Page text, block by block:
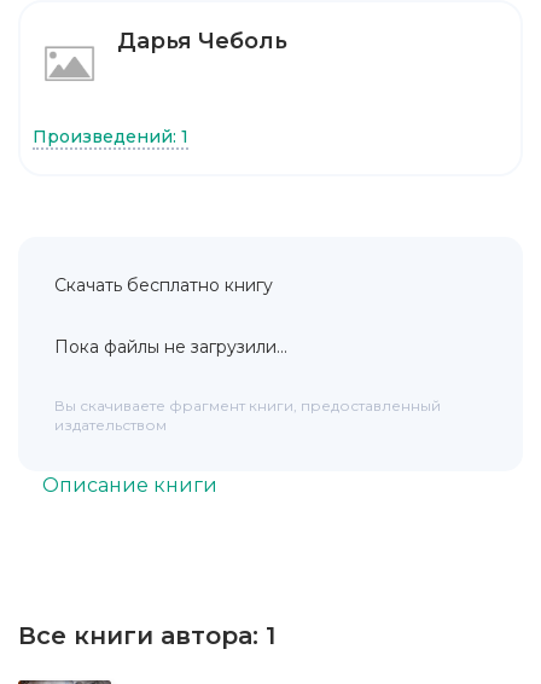
Описание книги
Все книги автора: 1
Дарья Чеболь
Произведений: 1
Скачать бесплатно книгу
Пока файлы не загрузили...
Вы скачиваете фрагмент книги, предоставленный
издательством